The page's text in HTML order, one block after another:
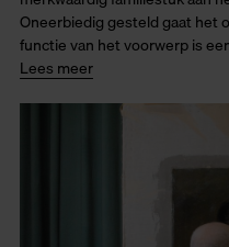
Oneerbiedig gesteld gaat het
functie van het voorwerp is
Lees meer